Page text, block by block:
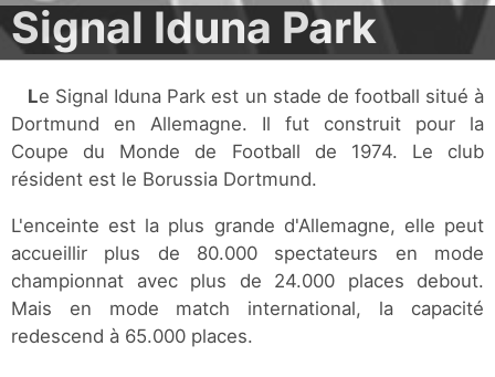
Signal Iduna Park
Le Signal Iduna Park est un stade de football situé à
Dortmund en Allemagne. Il fut construit pour la
Coupe du Monde de Football de 1974. Le club
résident est le Borussia Dortmund.
L'enceinte est la plus grande d'Allemagne, elle peut
accueillir plus de 80.000 spectateurs en mode
championnat avec plus de 24.000 places debout.
Mais en mode match international, la capacité
redescend à 65.000 places.